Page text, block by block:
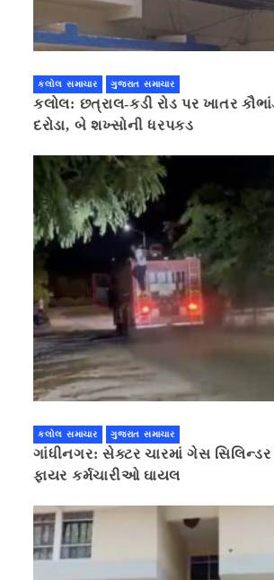
કલોલ સમાચાર ગુજરાત સમાચાર
કલોલ: છત્રાલ-કડી રોડ પર ખાતર
દરોડા, બે શખ્સોની ધરપકડ
કલોલ સમાચાર ગુજરાત સમાચાર
ગાંધીનગર: સેક્ટર ચારમાં ગેસ સિલિન્ડર
ફાયર કર્મચારીઓ ઘાયલ